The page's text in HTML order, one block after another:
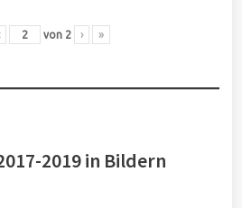
von 2 › »
2019 in Bildern